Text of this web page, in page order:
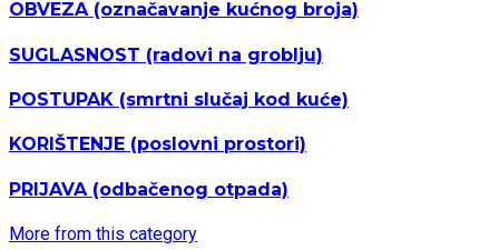
OBVEZA(označavanje kućnog broja)
SUGLASNOST (radovi na groblju)
POSTUPAK (smrtni slučaj kod kuće)
KORIŠTENJE (poslovni prostori)
PRIJAVA (odbačenog otpada)
More from this category